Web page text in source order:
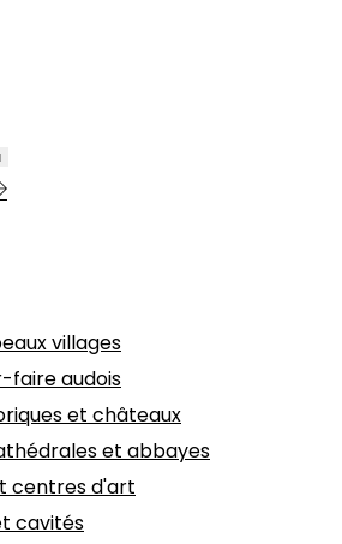
villages
faire audois
et châteaux
et abbayes
centres d'art
cavités